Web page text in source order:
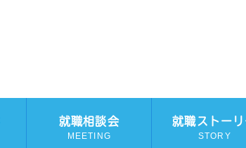
就職相談会
MEETING
就職ストー
STORY